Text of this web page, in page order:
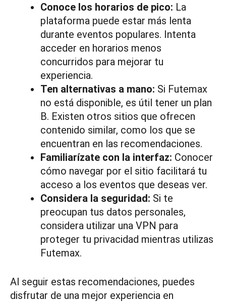
Conoce los horarios de pico: La
plataforma puede estar más lenta
durante eventos populares. Intenta
acceder en horarios menos
concurridos para mejorar tu
experiencia.
Ten alternativas a mano: Si Futemax
no está disponible, es útil tener un plan
B. Existen otros sitios que ofrecen
contenido similar, como los que se
encuentran en las recomendaciones.
Familiarízate con la interfaz: Conocer
cómo navegar por el sitio facilitará tu
acceso a los eventos que deseas ver.
Considera la seguridad: Si te
preocupan tus datos personales,
considera utilizar una VPN para
proteger tu privacidad mientras utilizas
Futemax.
Al seguir estas recomendaciones, puedes
disfrutar de una mejor experiencia en